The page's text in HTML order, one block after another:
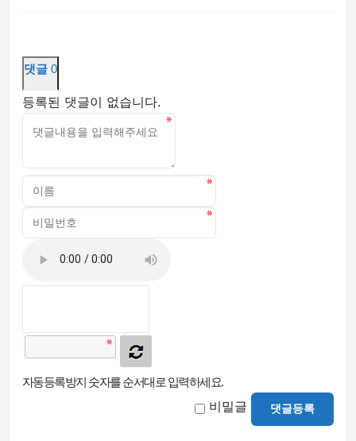
댓글 0
등록된 댓글이 없습니다.
자동등록방지 숫자를 순서대로 입력하세요.
비밀글 댓글등록